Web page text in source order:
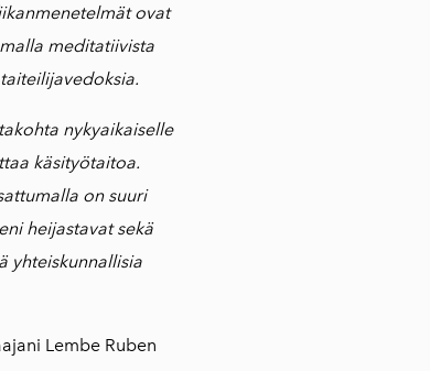
ovat
meditatiivista
nykyaikaiselle
käsityötaitoa.
on suuri
heijastavat sekä
yhteiskunnallisia
Lembe Ruben